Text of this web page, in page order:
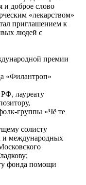
и доброе слово
«лекарством»
приглашением к
людей с
премии
«Филантроп»
лауреату
группы «Чё те
солисту
и международных
фонда помощи